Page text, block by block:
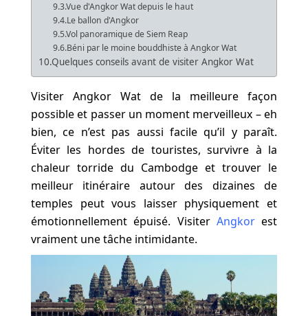
9.3.Vue d'Angkor Wat depuis le haut
9.4.Le ballon d'Angkor
9.5.Vol panoramique de Siem Reap
9.6.Béni par le moine bouddhiste à Angkor Wat
10.Quelques conseils avant de visiter Angkor Wat
Visiter Angkor Wat de la meilleure façon
possible et passer un moment merveilleux – eh
bien, ce n’est pas aussi facile qu’il y paraît.
Éviter les hordes de touristes, survivre à la
chaleur torride du Cambodge et trouver le
meilleur itinéraire autour des dizaines de
temples peut vous laisser physiquement et
émotionnellement épuisé. Visiter Angkorest
vraiment une tâche intimidante.